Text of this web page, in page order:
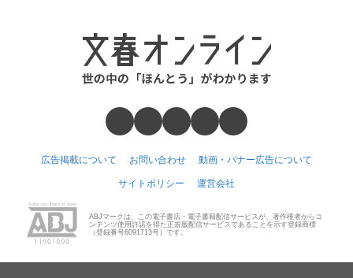
広告掲載について お問い合わせ 動画・バナー広告について
サイトポリシー 運営会社
ABJマークは、この電子書店・電子書籍配信サービスが、著作権者からコ
ンテンツ使用許諾を得た正規版配信サービスであることを示す登録商標
（登録番号6091713号）です。